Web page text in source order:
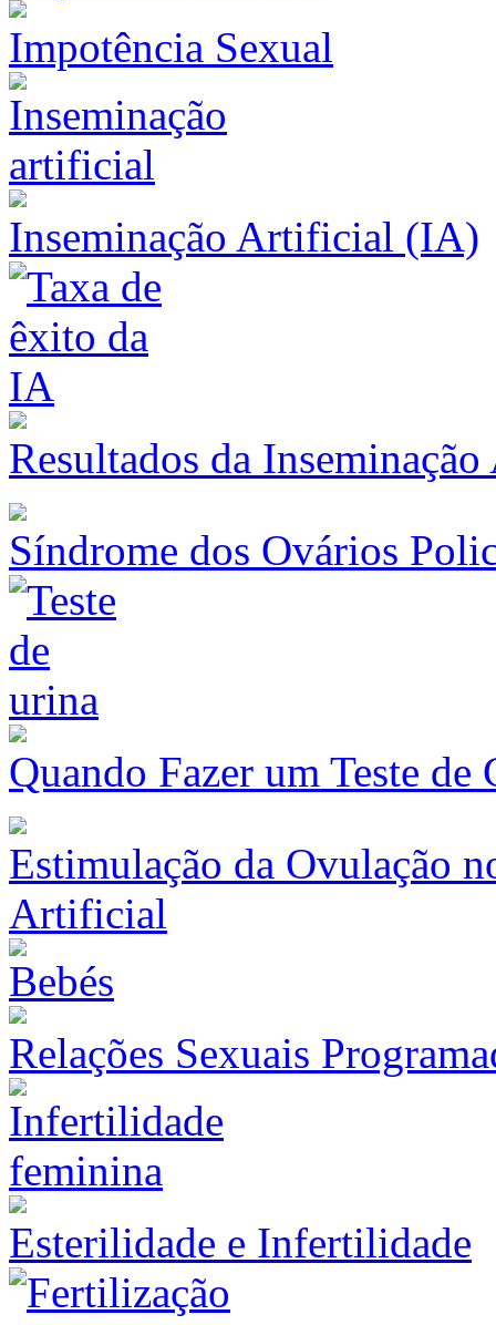
Impotência Sexual
Inseminação Artificial (IA)
Resultados da
Síndrome dos Ovários
Quando Fazer um Teste de
Estimulação da Ovulação
Artificial
Relações Sexuais
Esterilidade e Infertilidade